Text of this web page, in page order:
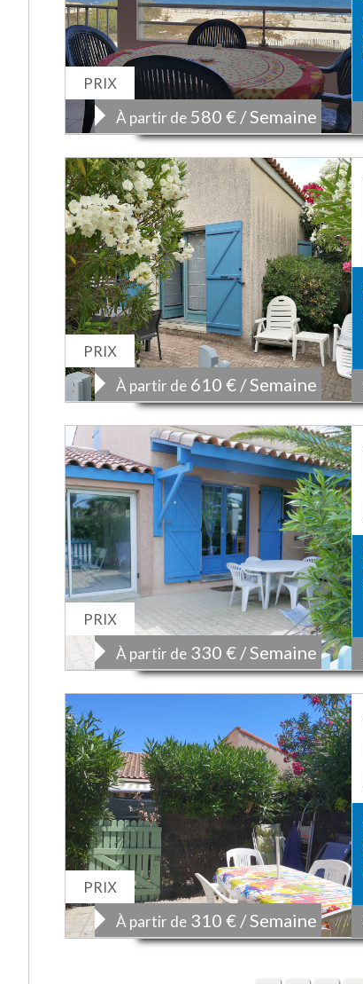
PRIX
À partir de 580 € / Semaine
PRIX
À partir de 610 € / Semaine
PRIX
À partir de 330 € / Semaine
PRIX
À partir de 310 € / Semaine